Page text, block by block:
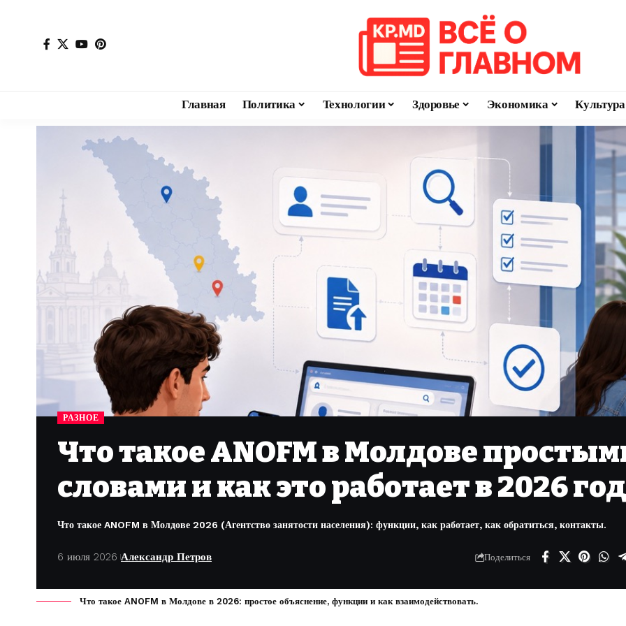
Главная Политика Технологии Здоровье Экономика Культура
РАЗНОЕ
Что такое ANOFM в Молдове
словами и как это работает в 2026
Что такое ANOFM в Молдове 2026 (Агентство занятости населения): функции, как работает, как обратиться, контакты.
6 июля 2026 Александр Петров Поделиться
Что такое ANOFM в Молдове в 2026: простое объяснение, функции и как взаимодействовать.